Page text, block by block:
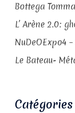
Bottega
L’ Arène 2.0:
NuDeOExpo4
Le Bateau-
Catégories